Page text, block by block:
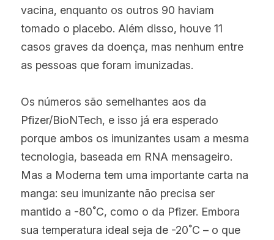
vacina, enquanto os outros 90 haviam
tomado o placebo. Além disso, houve 11
casos graves da doença, mas nenhum entre
as pessoas que foram imunizadas.
Os números são semelhantes aos da
Pfizer/BioNTech, e isso já era esperado
porque ambos os imunizantes usam a mesma
tecnologia, baseada em RNA mensageiro.
Mas a Moderna tem uma importante carta na
manga: seu imunizante não precisa ser
mantido a -80˚C, como o da Pfizer. Embora
sua temperatura ideal seja de -20˚C – o que